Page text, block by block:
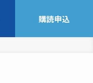
購読申込